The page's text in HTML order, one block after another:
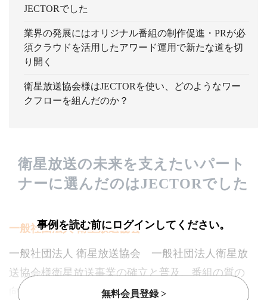
JECTORでした
業界の発展にはオリジナル番組の制作促進・PRが必
須クラウドを活用したアワード運用で新たな道を切
り開く
衛星放送協会様はJECTORを使い、どのようなワー
クフローを組んだのか？
衛星放送の未来を支えたいパート
ナーに選んだのはJECTORでした
一般社団法人 衛星放送協会
一般社団法人 衛星放送協会 一般社団法人衛星放
送協会様衛星放送事業の確立と普及、番組の質の
向上及び放送倫理の高揚につとめるため、衛星放
事例を読む前にログインしてください。
無料会員登録 >